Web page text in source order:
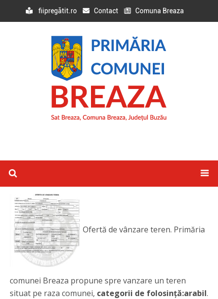
fiipregătit.ro Contact Comuna Breaza
Ofertă de vânzare teren. Primăria
comunei Breaza propune spre vanzare un teren
situat pe raza comunei, categorii de folosință:arabil.